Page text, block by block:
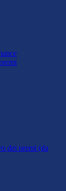
dei premi (da